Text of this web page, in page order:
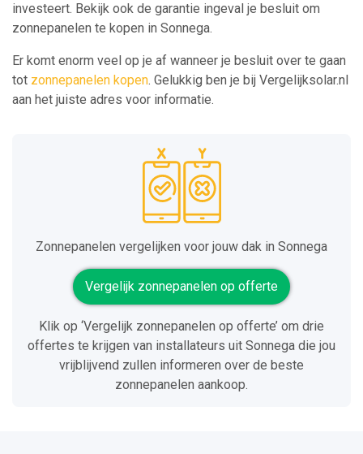
investeert. Bekijk ook de garantie ingeval je besluit om
zonnepanelen te kopen in Sonnega.
Er komt enorm veel op je af wanneer je besluit over te gaan
tot zonnepanelen kopen. Gelukkig ben je bij Vergelijksolar.nl
aan het juiste adres voor informatie.
Zonnepanelen vergelijken voor jouw dak in Sonnega
Vergelijk zonnepanelen op offerte
Klik op ‘Vergelijk zonnepanelen op offerte’ om drie
offertes te krijgen van installateurs uit Sonnega die jou
vrijblijvend zullen informeren over de beste
zonnepanelen aankoop.